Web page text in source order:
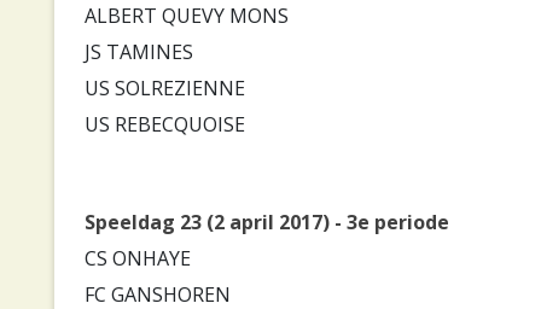
ALBERT QUEVY MONS
JS TAMINES
US SOLREZIENNE
US REBECQUOISE
Speeldag 23 (2 april 2017) - 3e periode
CS ONHAYE
FC GANSHOREN